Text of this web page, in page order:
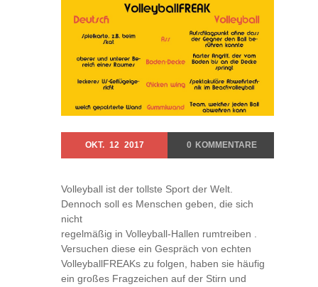
OKT. 12 2017 0 KOMMENTARE
Volleyball ist der tollste Sport der Welt.
Dennoch soll es Menschen geben, die sich
nicht
regelmäßig in Volleyball-Hallen rumtreiben .
Versuchen diese ein Gespräch von echten
VolleyballFREAKs zu folgen, haben sie häufig
ein großes Fragzeichen auf der Stirn und